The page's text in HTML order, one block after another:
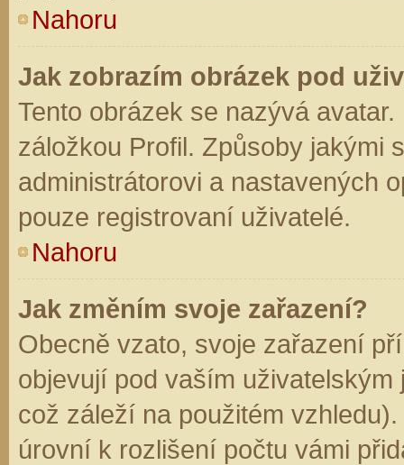
Nahoru
Jak zobrazím obrázek pod
Tento obrázek se nazývá
záložkou Profil. Způsoby jakými
administrátorovi a nastavených
pouze registrovaní uživatelé.
Nahoru
Jak změním svoje zařazení?
Obecně vzato, svoje zařazení
objevují pod vaším
což záleží na použitém
úrovní k rozlišení počtu vámi